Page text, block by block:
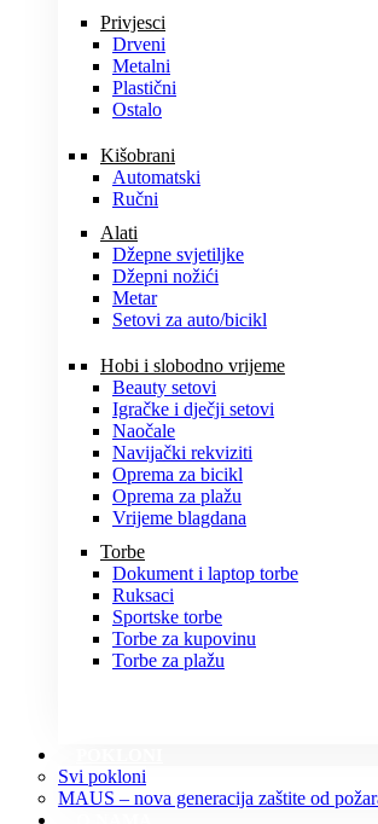
Privjesci
Drveni
Metalni
Plastični
Ostalo
Kišobrani
Automatski
Ručni
Alati
Džepne svjetiljke
Džepni nožići
Metar
Setovi za auto/bicikl
Hobi i slobodno vrijeme
Beauty setovi
Igračke i dječji setovi
Naočale
Navijački rekviziti
Oprema za bicikl
Oprema za plažu
Vrijeme blagdana
Torbe
Dokument i laptop torbe
Ruksaci
Sportske torbe
Torbe za kupovinu
Torbe za plažu
Svi pokloni
MAUS – nova generacija zaštite od